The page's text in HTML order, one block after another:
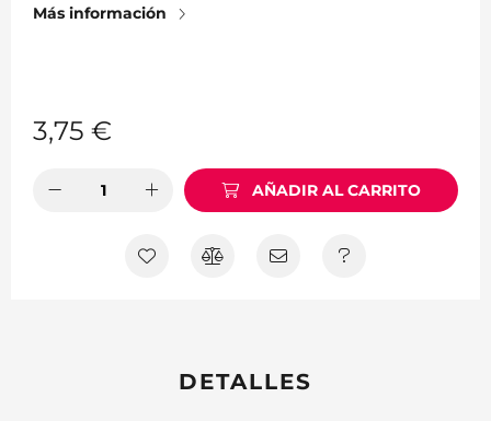
Más información
3,75 €
AÑADIR AL CARRITO
DETALLES